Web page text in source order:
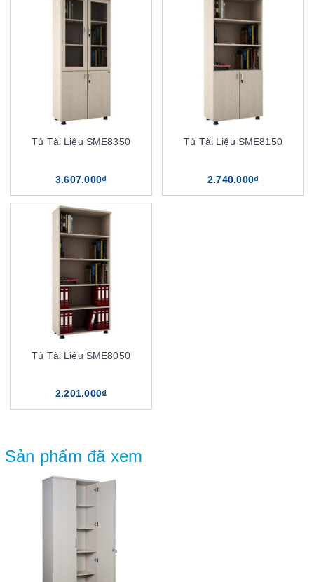
Tủ Tài Liệu SME8350
3.607.000₫
Tủ Tài Liệu SME8150
2.740.000₫
Tủ Tài Liệu SME8050
2.201.000₫
Sản phẩm đã xem